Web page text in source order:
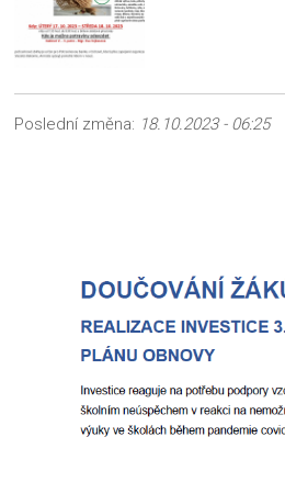
Poslední změna: 18.10.2023 - 06:25